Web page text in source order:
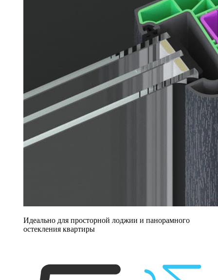
Идеально для просторной лоджии и панорамного
остекления квартиры